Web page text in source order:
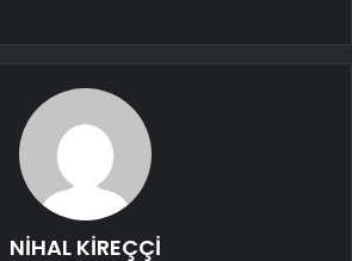
NİHAL KİREÇÇİ